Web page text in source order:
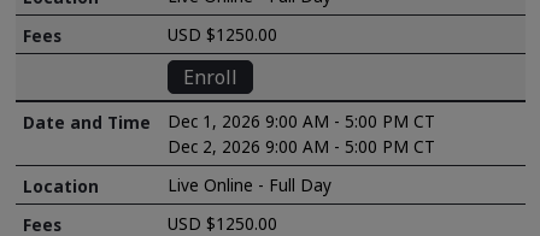
USD $1250.00
Enroll
Dec 1, 2026 9:00 AM - 5:00 PM CT
Dec 2, 2026 9:00 AM - 5:00 PM CT
Live Online - Full Day
USD $1250.00